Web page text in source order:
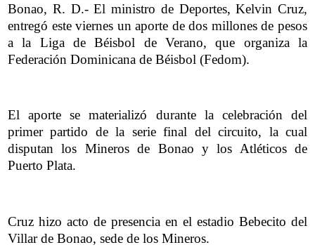
Bonao, R. D.- El ministro de Deportes, Kelvin Cruz,
entregó este viernes un aporte de dos millones de pesos
a la Liga de Béisbol de Verano, que organiza la
Federación Dominicana de Béisbol (Fedom).
El aporte se materializó durante la celebración del
primer partido de la serie final del circuito, la cual
disputan los Mineros de Bonao y los Atléticos de
Puerto Plata.
Cruz hizo acto de presencia en el estadio Bebecito del
Villar de Bonao, sede de los Mineros.